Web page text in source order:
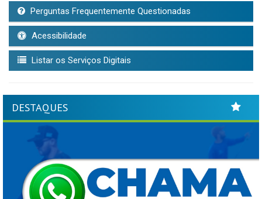
Perguntas Frequentemente Questionadas
Acessibilidade
Listar os Serviços Digitais
DESTAQUES